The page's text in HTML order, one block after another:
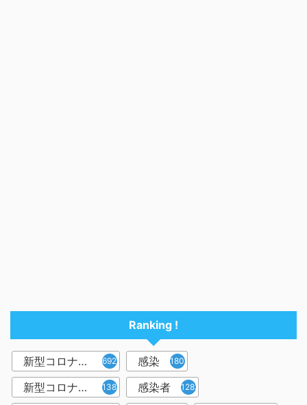
Ranking !
新型コロナウイルス 6921 感染 1809
新型コロナウィルス 1382 感染者 1283